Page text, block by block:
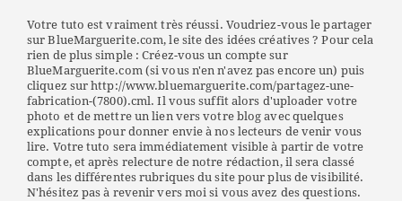
Votre tuto est vraiment très réussi. Voudriez-vous le partager
sur BlueMarguerite.com, le site des idées créatives ? Pour cela
rien de plus simple : Créez-vous un compte sur
BlueMarguerite.com (si vous n'en n'avez pas encore un) puis
cliquez sur http://www.bluemarguerite.com/partagez-une-
fabrication-(7800).cml. Il vous suffit alors d'uploader votre
photo et de mettre un lien vers votre blog avec quelques
explications pour donner envie à nos lecteurs de venir vous
lire. Votre tuto sera immédiatement visible à partir de votre
compte, et après relecture de notre rédaction, il sera classé
dans les différentes rubriques du site pour plus de visibilité.
N'hésitez pas à revenir vers moi si vous avez des questions.